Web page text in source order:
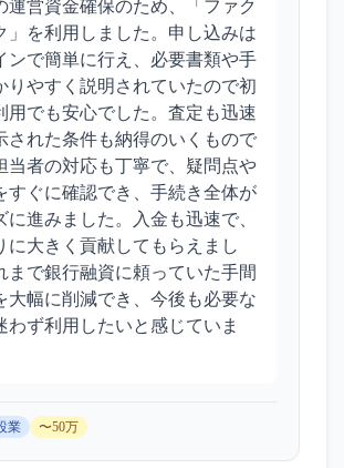
運営資金確保のため、「ファク
」を利用しました。申し込みは
ンで簡単に行え、必要書類や手
りやすく説明されていたので初
用でも安心でした。査定も迅速
された条件も納得のいくもので
当者の対応も丁寧で、疑問点や
すぐに確認でき、手続き全体が
に進みました。入金も迅速で、
に大きく貢献してもらえまし
まで銀行融資に頼っていた手間
大幅に削減でき、今後も必要な
わず利用したいと感じていま
業 〜50万